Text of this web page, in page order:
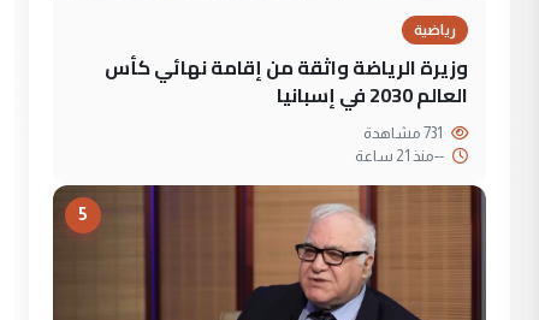
رياضية
وزيرة الرياضة واثقة من إقامة نهائي كأس
العالم 2030 في إسبانيا
--منذ 21 ساعة
5